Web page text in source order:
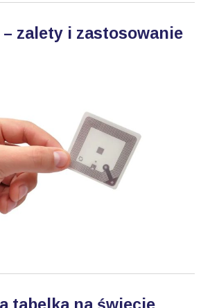
– zalety i zastosowanie